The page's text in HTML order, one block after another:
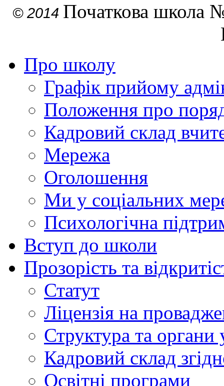
© 2014 Початкова школа
Про школу
Графік прийому
Положення про
Кадровий склад
Мережа
Оголошення
Ми у соціальних
Психологічна
Вступ до школи
Прозорість та
Статут
Ліцензія на
Структура та органи
Кадровий склад
Освітні програми